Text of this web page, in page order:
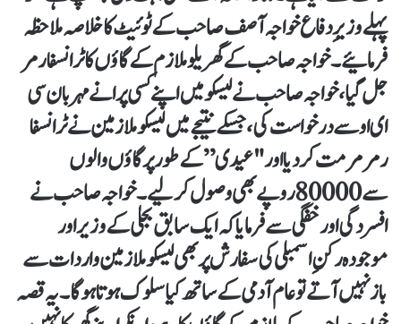
پہلے وزیرِ دفاع خواجہ آصف صاحب کے ٹوئیٹ کا خلاصہ ملاحظہ
فرمائیے۔ خواجہ صاحب کے گھریلو ملازم کے گاؤں کا ٹرانسفارمر
جل گیا، خواجہ صاحب نے لیسکو میں اپنے کسی پرانے مہربان سی
ای او سے درخواست کی، جسکے نتیجے میں لیسکو ملازمین نے ٹرانسفا
رمر مرمت کر دیا اور "عیدی” کے طور پر گاؤں والوں
سے 80000 روپے بھی وصول کر لیے۔ خواجہ صاحب نے
افسردگی اور خفگی سے فرمایا کہ ایک سابق بجلی کے وزیر اور
موجودہ رکنِ اسمبلی کی سفارش پر بھی لیسکو ملازمین واردات سے
باز نہیں آتے تو عام آدمی کے ساتھ کیا سلوک ہوتا ہو گا۔یہ قصہ